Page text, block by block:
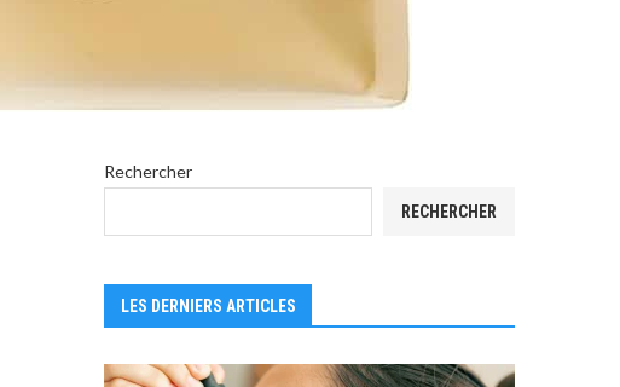
Rechercher
RECHERCHER
LES DERNIERS ARTICLES